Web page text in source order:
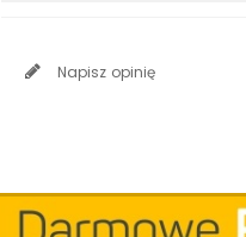
Napisz opinię